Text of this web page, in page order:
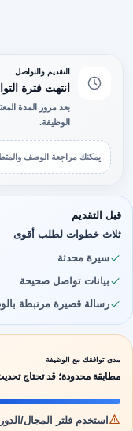
التقديم والتواصل
انتهت فترة
بعد مرور المدة
الوظيفة.
يمكنك مراجعة الوصف
قبل التقديم
ثلاث خطوات لطلب أقوى
سيرة محدثة
بيانات تواصل صحيحة
رسالة قصيرة مرتبطة
مدى توافقك مع الوظيفة
مطابقة محدودة؛ قد تحتاج
استخدم فلتر المجال/